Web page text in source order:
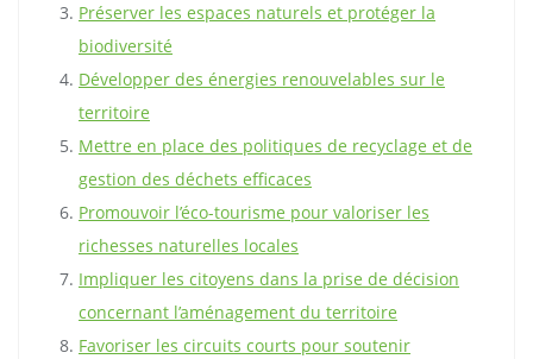
Préserver les espaces naturels et protéger la
biodiversité
Développer des énergies renouvelables sur le
territoire
Mettre en place des politiques de recyclage et de
gestion des déchets efficaces
Promouvoir l’éco-tourisme pour valoriser les
richesses naturelles locales
Impliquer les citoyens dans la prise de décision
concernant l’aménagement du territoire
Favoriser les circuits courts pour soutenir